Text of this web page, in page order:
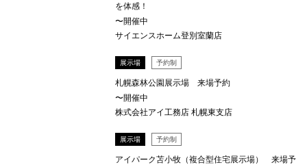
を体感！
〜開催中
サイエンスホーム登別室蘭店
展示場 予約制
札幌森林公園展示場 来場予約
〜開催中
株式会社アイ工務店 札幌東支店
展示場 予約制
アイパーク苫小牧（複合型住宅展示場） 来場予